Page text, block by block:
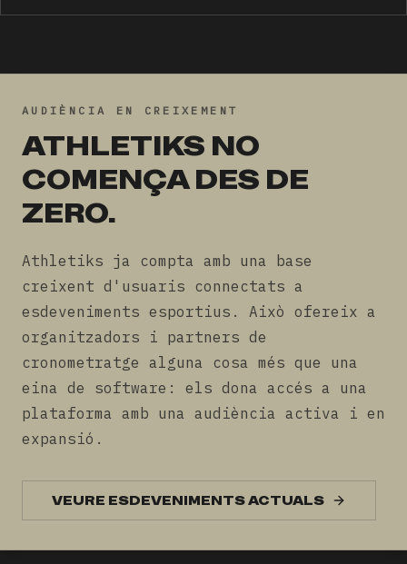
AUDIÈNCIA EN CREIXEMENT
ATHLETIKS NO
COMENÇA DES DE
ZERO.
Athletiks ja compta amb una base
creixent d'usuaris connectats a
esdeveniments esportius. Això ofereix a
organitzadors i partners de
cronometratge alguna cosa més que una
eina de software: els dona accés a una
plataforma amb una audiència activa i en
expansió.
VEURE ESDEVENIMENTS ACTUALS